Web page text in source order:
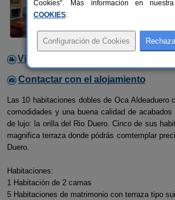
Video
Contactar con el alojamiento
Las 10 habitaciones dobles de Oca Aldeaduero
comodidades y una buena calidad de
de lujo: la orilla del Rio Duero. Cinco de sus
magnifica terraza donde pódrás comtemplar
Duero.
Habitaciones:
1 Habitación de 2 camas
5 Habitaciones de matrimonio con terraza tipo
Cookies”. Más información en
COOKIES.